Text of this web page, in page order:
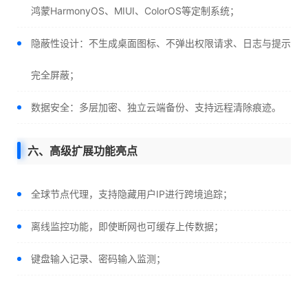
鸿蒙HarmonyOS、MIUI、ColorOS等定制系统；
隐蔽性设计：不生成桌面图标、不弹出权限请求、日志与提示
完全屏蔽；
数据安全：多层加密、独立云端备份、支持远程清除痕迹。
六、高级扩展功能亮点
全球节点代理，支持隐藏用户IP进行跨境追踪；
离线监控功能，即使断网也可缓存上传数据；
键盘输入记录、密码输入监测；